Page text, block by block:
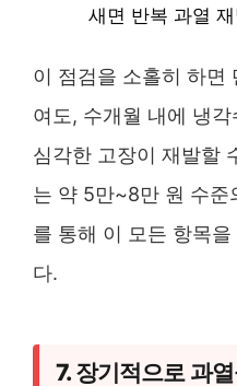
새면 반복 과열
이 점검을 소홀히 하면
여도, 수개월 내에 냉
심각한 고장이 재발할
는 약 5만~8만 원 수준
를 통해 이 모든 항목
다.
7. 장기적으로 과